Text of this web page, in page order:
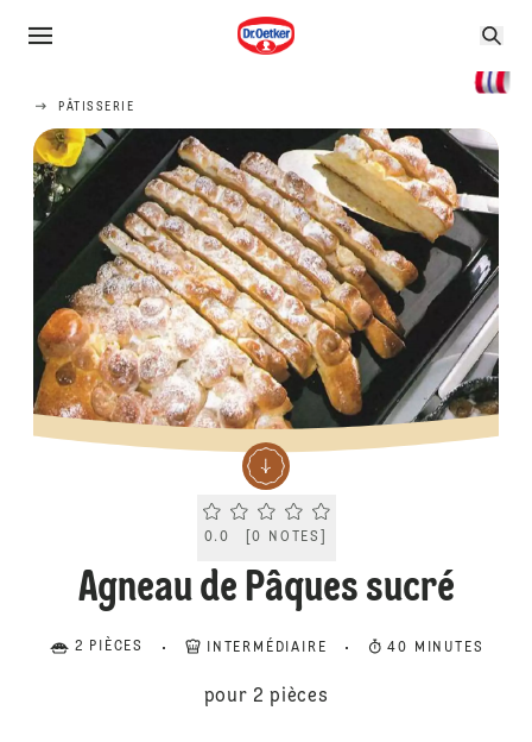
PÂTISSERIE
Current rating 0.0. Click to rate.
0.0 [0 NOTES
Agneau de Pâques sucré
2 PIÈCES INTERMÉDIAIRE 40 MINUTES
pour 2 pièces